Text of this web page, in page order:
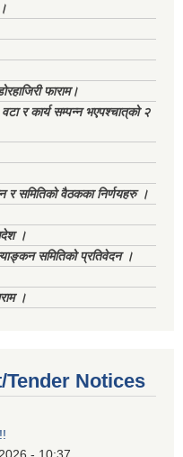
फाराम।
र कार्य सम्पन्न भएपश्चात्‌को २
समितिको वैठकका निर्णयहरु ।
।
समितिको प्रतिवेदन ।
।
Notices